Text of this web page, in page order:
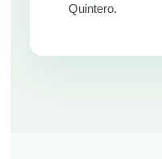
Quintero.